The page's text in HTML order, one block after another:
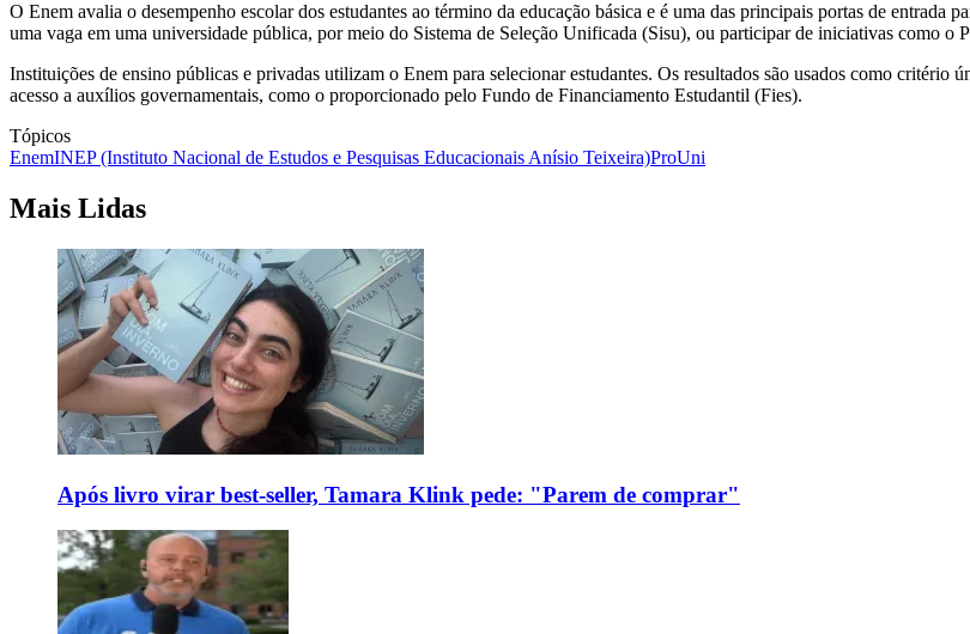
O Enem avalia o desempenho escolar dos estudantes ao término da educação básica e é uma das principais portas de entrada
uma vaga em uma universidade pública, por meio do Sistema de Seleção Unificada (Sisu), ou participar de iniciativas como o
Instituições de ensino públicas e privadas utilizam o Enem para selecionar estudantes. Os resultados são usados como critério
acesso a auxílios governamentais, como o proporcionado pelo Fundo de Financiamento Estudantil (Fies).
Tópicos
EnemINEP (Instituto Nacional de Estudos e Pesquisas Educacionais Anísio Teixeira)ProUni
Mais Lidas
Após livro virar best-seller, Tamara Klink pede: "Parem de comprar"